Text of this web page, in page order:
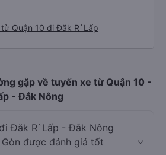
Quận 10 đi Đăk R`Lấp
gặp về tuyến xe từ Quận 10 -
- Đắk Nông
Đăk R`Lấp - Đắk Nông
được đánh giá tốt